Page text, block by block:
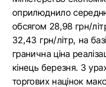
оприлюднило
обсягом 28,98 грн/
32,43 грн/літр, на
гранична ціна
кінець березня. З
торгових націнок